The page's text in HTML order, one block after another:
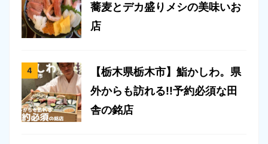
蕎麦とデカ盛りメシの美味いお
店
【栃木県栃木市】鮨かしわ。県
外からも訪れる!!予約必須な田
舎の銘店